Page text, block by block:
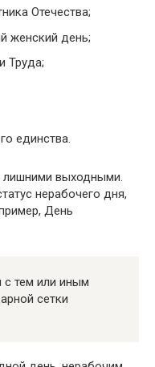
Отечества;
женский день;
Труда;
единства.
лишними выходными.
нерабочего дня,
День
тем или иным
сетки